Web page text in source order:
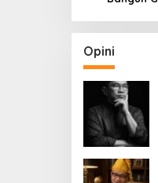
Opini